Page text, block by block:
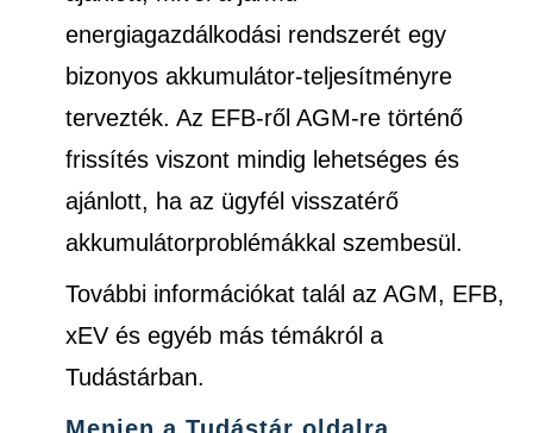
energiagazdálkodási rendszerét egy
bizonyos akkumulátor-teljesítményre
tervezték. Az EFB-ről AGM-re történő
frissítés viszont mindig lehetséges és
ajánlott, ha az ügyfél visszatérő
akkumulátorproblémákkal szembesül.
További információkat talál az AGM, EFB,
xEV és egyéb más témákról a
Tudástárban.